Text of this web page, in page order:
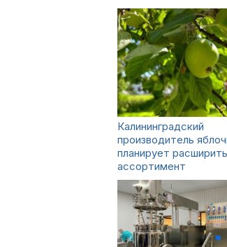
Калининградский
производитель
планирует расширить
ассортимент